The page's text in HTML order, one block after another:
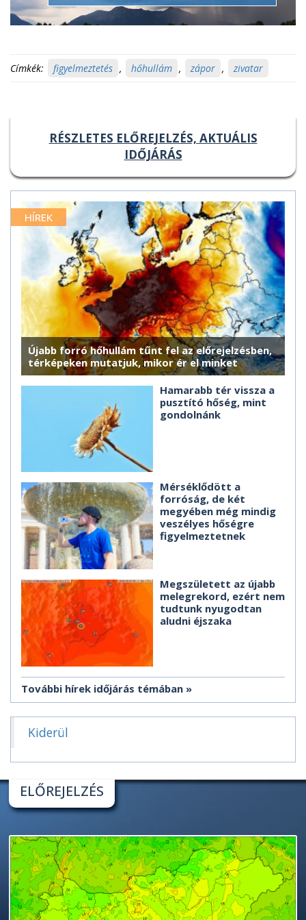
Címkék: figyelmeztetés , hőhullám , zápor , zivatar
RÉSZLETES ELŐREJELZÉS, AKTUÁLIS
IDŐJÁRÁS
HÍREK
Újabb forró hőhullám tűnt fel az előrejelzésben,
térképeken mutatjuk, mikor ér el minket
Hamarabb tér vissza a
pusztító hőség, mint
gondolnánk
Mérséklődött a
forróság, de két
megyében még mindig
veszélyes hőségre
figyelmeztetnek
Megszületett az újabb
melegrekord, ezért nem
tudtunk nyugodtan
aludni éjszaka
További hírek időjárás témában
Kiderül
ELŐREJELZÉS